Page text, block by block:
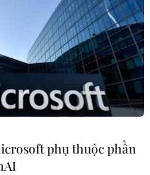
phụ thuộc phần